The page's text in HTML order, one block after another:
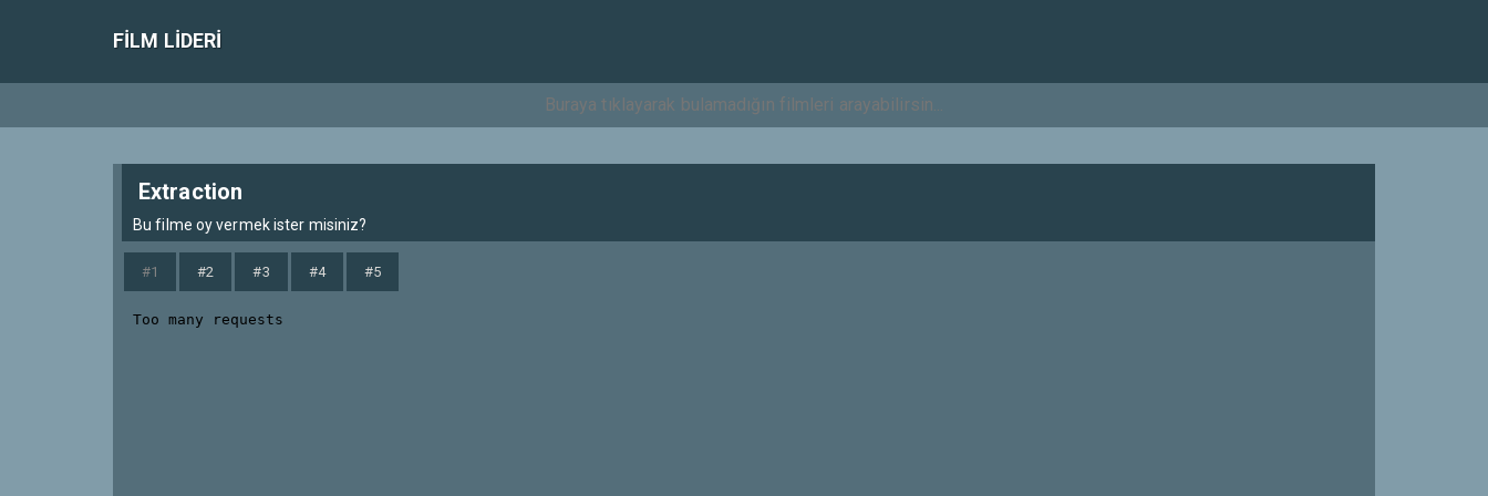
FILM LIDERI
Extraction
Bu filme oy vermek ister misiniz?
#1 #2 #3 #4 #5